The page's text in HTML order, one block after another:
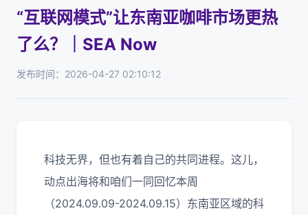
“互联网模式”让东南亚咖啡市场更热
了么？｜SEA Now
发布时间：2026-04-27 02:10:12
科技无界，但也有着自己的共同进程。这儿，
动点出海将和咱们一同回忆本周
（2024.09.09-2024.09.15）东南亚区域的科